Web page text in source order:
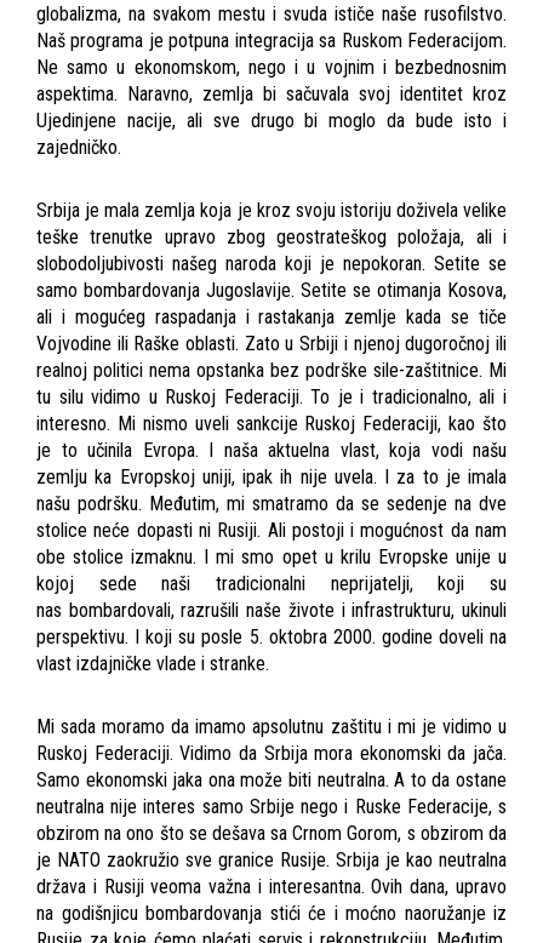
globalizma, na svakom mestu i svuda ističe naše rusofilstvo.
Naš programa je potpuna integracija sa Ruskom Federacijom.
Ne samo u ekonomskom, nego i u vojnim i bezbednosnim
aspektima. Naravno, zemlja bi sačuvala svoj identitet kroz
Ujedinjene nacije, ali sve drugo bi moglo da bude isto i
zajedničko.
Srbija je mala zemlja koja je kroz svoju istoriju doživela velike
teške trenutke upravo zbog geostrateškog položaja, ali i
slobodoljubivosti našeg naroda koji je nepokoran. Setite se
samo bombardovanja Jugoslavije. Setite se otimanja Kosova,
ali i mogućeg raspadanja i rastakanja zemlje kada se tiče
Vojvodine ili Raške oblasti. Zato u Srbiji i njenoj dugoročnoj ili
realnoj politici nema opstanka bez podrške sile-zaštitnice. Mi
tu silu vidimo u Ruskoj Federaciji. To je i tradicionalno, ali i
interesno. Mi nismo uveli sankcije Ruskoj Federaciji, kao što
je to učinila Evropa. I naša aktuelna vlast, koja vodi našu
zemlju ka Evropskoj uniji, ipak ih nije uvela. I za to je imala
našu podršku. Međutim, mi smatramo da se sedenje na dve
stolice neće dopasti ni Rusiji. Ali postoji i mogućnost da nam
obe stolice izmaknu. I mi smo opet u krilu Evropske unije u
kojoj sede naši tradicionalni neprijatelji, koji su
nas bombardovali, razrušili naše živote i infrastrukturu, ukinuli
perspektivu. I koji su posle 5. oktobra 2000. godine doveli na
vlast izdajničke vlade i stranke.
Mi sada moramo da imamo apsolutnu zaštitu i mi je vidimo u
Ruskoj Federaciji. Vidimo da Srbija mora ekonomski da jača.
Samo ekonomski jaka ona može biti neutralna. A to da ostane
neutralna nije interes samo Srbije nego i Ruske Federacije, s
obzirom na ono što se dešava sa Crnom Gorom, s obzirom da
je NATO zaokružio sve granice Rusije. Srbija je kao neutralna
država i Rusiji veoma važna i interesantna. Ovih dana, upravo
na godišnjicu bombardovanja stići će i moćno naoružanje iz